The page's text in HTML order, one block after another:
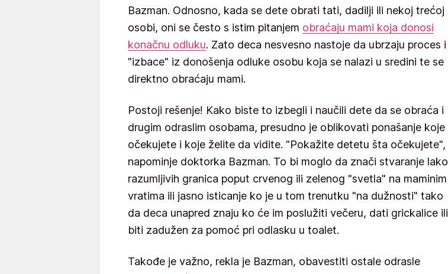
Bazman. Odnosno, kada se dete obrati tati, dadilji ili nekoj trećoj
osobi, oni se često s istim pitanjem obraćaju mami koja donosi
konačnu odluku. Zato deca nesvesno nastoje da ubrzaju proces i
"izbace" iz donošenja odluke osobu koja se nalazi u sredini te se
direktno obraćaju mami.
Postoji rešenje! Kako biste to izbegli i naučili dete da se obraća i
drugim odraslim osobama, presudno je oblikovati ponašanje koje
očekujete i koje želite da vidite. "Pokažite detetu šta očekujete",
napominje doktorka Bazman. To bi moglo da znači stvaranje lako
razumljivih granica poput crvenog ili zelenog "svetla" na maminim
vratima ili jasno isticanje ko je u tom trenutku "na dužnosti" tako
da deca unapred znaju ko će im poslužiti večeru, dati grickalice ili
biti zadužen za pomoć pri odlasku u toalet.
Takođe je važno, rekla je Bazman, obavestiti ostale odrasle